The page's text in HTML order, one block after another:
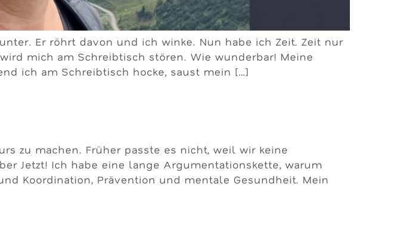
Er röhrt davon und ich winke. Nun habe ich Zeit. Zeit nur
mich am Schreibtisch stören. Wie wunderbar! Meine
ich am Schreibtisch hocke, saust mein […]
zu machen. Früher passte es nicht, weil wir keine
Jetzt! Ich habe eine lange Argumentationskette, warum
Koordination, Prävention und mentale Gesundheit. Mein